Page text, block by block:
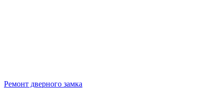
Ремонт дверного замка